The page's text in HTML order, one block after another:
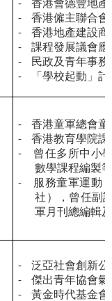
-
香港會德豐地
-
香港僱主聯合
-
香港地產建設
-
課程發展議會
-
民政及青年事
-
「學校起動」
-
香港童軍總會
-
香港教育學院
-
曾任多所中小
數學課程編製
-
服務童軍運動
社），曾任副
軍月刊總編輯
-
泛亞社會創新公
-
傑出青年協會
-
黃金時代基金會